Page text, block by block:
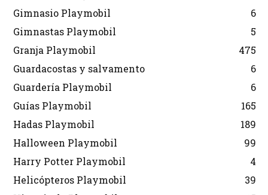
Gimnasio Playmobil
6
Gimnastas Playmobil
5
Granja Playmobil
475
Guardacostas y salvamento
6
Guardería Playmobil
6
Guías Playmobil
165
Hadas Playmobil
189
Halloween Playmobil
99
Harry Potter Playmobil
4
Helicópteros Playmobil
39